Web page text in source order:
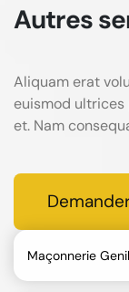
Autres
Aliquam erat
euismod
et. Nam
Maçonnerie